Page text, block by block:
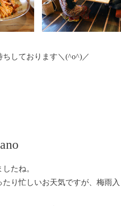
しております＼(^o^)／
たね。
り忙しいお天気ですが、梅雨